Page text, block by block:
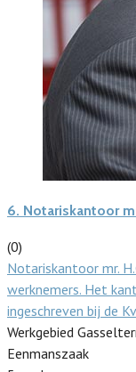
6. Notariskantoor
(0)
Notariskantoor mr.
werknemers. Het
ingeschreven bij de
Werkgebied
Eenmanszaak